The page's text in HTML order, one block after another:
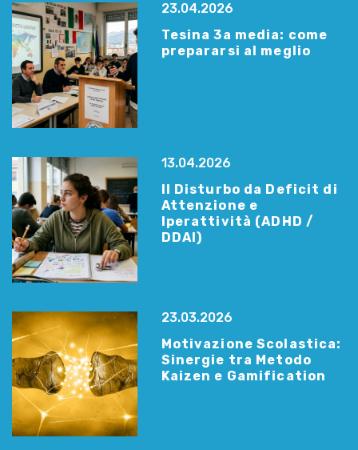
23.04.2026
Tesina 3a media: come
prepararsi al meglio
13.04.2026
Il Disturbo da Deficit di
Attenzione e
Iperattività (ADHD /
DDAI)
23.03.2026
Motivazione Scolastica:
Sinergie tra Metodo
Kaizen e Gamification